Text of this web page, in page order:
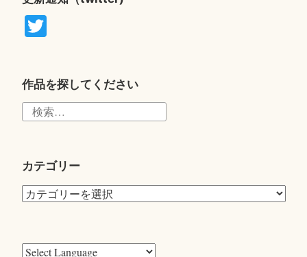
T
r
作品を探してください
カテゴリー
カ
リ